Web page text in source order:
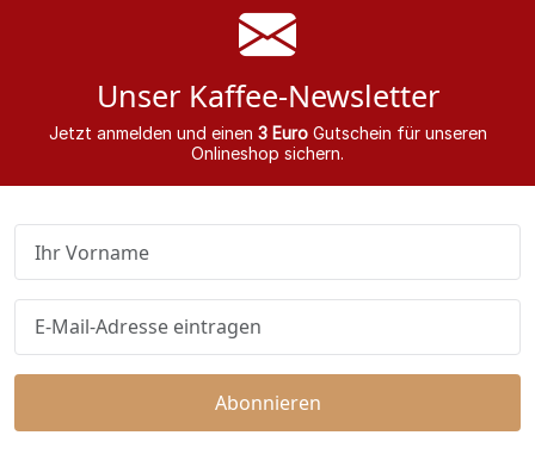
Unser Kaffee-Newsletter
Jetzt anmelden und einen 3 EuroGutschein für unseren
Onlineshop sichern.
Abonnieren